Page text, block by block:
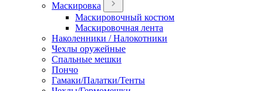
Маскировка
Маскировочный костюм
Маскировочная лента
Наколенники / Налокотники
Чехлы оружейные
Спальные мешки
Пончо
Гамаки/Палатки/Тенты